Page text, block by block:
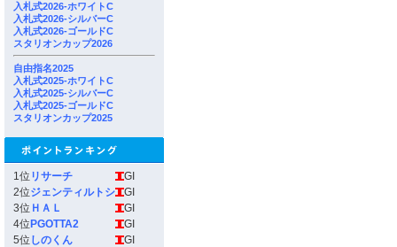
入札式2026-ホワイトC
入札式2026-シルバーC
入札式2026-ゴールドC
スタリオンカップ2026
自由指名2025
入札式2025-ホワイトC
入札式2025-シルバーC
入札式2025-ゴールドC
スタリオンカップ2025
1位 リサーチ
GI
2位ジェンティルトシ
GI
3位 ＨＡＬ
GI
4位 PGOTTA2
GI
5位 しのくん
GI